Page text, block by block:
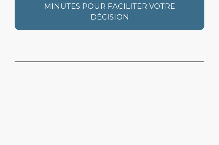
MINUTES POUR FACILITER VOTRE
DÉCISION